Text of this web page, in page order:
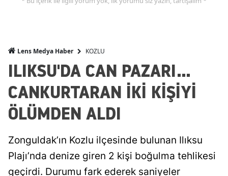
Lens Medya Haber KOZLU
ILIKSU'DA CAN PAZARI...
CANKURTARAN İKİ KİŞİYİ
ÖLÜMDEN ALDI
Zonguldak’ın Kozlu ilçesinde bulunan Ilıksu
Plajı’nda denize giren 2 kişi boğulma tehlikesi
geçirdi. Durumu fark ederek saniyeler